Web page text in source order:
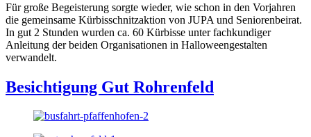
Für große Begeisterung sorgte wieder, wie schon in den Vorjahren
die gemeinsame Kürbisschnitzaktion von JUPA und Seniorenbeirat.
In gut 2 Stunden wurden ca. 60 Kürbisse unter fachkundiger
Anleitung der beiden Organisationen in Halloweengestalten
verwandelt.
Besichtigung Gut Rohrenfeld